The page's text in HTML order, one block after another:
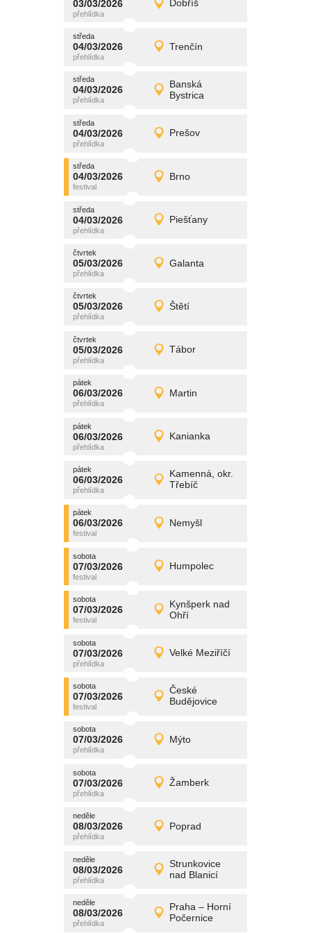
03/03/2026 Dobříš
úterý
03/03/2026 Detail
středa
04/03/2026 Trenčín
středa
04/03/2026 Detail
promítání
středa
04/03/2026
Banská
Bystrica
středa
04/03/2026 Detail
promítání
středa
04/03/2026 Prešov
středa
04/03/2026 Detail
promítání
středa
04/03/2026 Brno
středa
04/03/2026 Detail
promítání
středa
04/03/2026 Piešťany
středa
04/03/2026 Detail
promítání
čtvrtek
05/03/2026 Galanta
čtvrtek
05/03/2026 Detail
promítání
čtvrtek
05/03/2026 Štětí
čtvrtek
05/03/2026 Detail
promítání
čtvrtek
05/03/2026 Tábor
čtvrtek
05/03/2026 Detail
promítání
pátek
06/03/2026 Martin
pátek
06/03/2026 Detail
promítání
pátek
06/03/2026 Kanianka
pátek
06/03/2026 Detail
promítání
pátek
06/03/2026
Kamenná, okr.
Třebíč
pátek
06/03/2026 Detail
promítání
pátek
06/03/2026 Nemyšl
pátek
06/03/2026 Detail
promítání
sobota
07/03/2026 Humpolec
sobota
07/03/2026 Detail
promítání
sobota
07/03/2026
Kynšperk nad
Ohří
sobota
07/03/2026 Detail
promítání
sobota
07/03/2026 Velké Meziříčí
sobota
07/03/2026 Detail
promítání
sobota
07/03/2026
České
Budějovice
sobota
07/03/2026 Detail
promítání
sobota
07/03/2026 Mýto
sobota
07/03/2026 Detail
promítání
sobota
07/03/2026 Žamberk
sobota
07/03/2026 Detail
promítání
neděle
08/03/2026 Poprad
neděle
08/03/2026 Detail
promítání
neděle
08/03/2026
Strunkovice
nad Blanicí
neděle
08/03/2026 Detail
promítání
neděle
08/03/2026
Praha – Horní
Počernice
neděle
08/03/2026 Detail
promítání